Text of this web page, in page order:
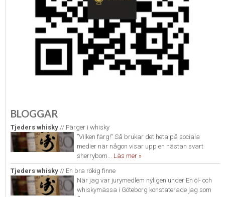
BLOGGAR
Tjeders whisky // Färger i whisky
”Vilken färg!” Så brukar det heta på sociala
medier när någon visar upp en nästan svart
sherrybom... Läs mer »
Tjeders whisky // En bra rökig finne
När jag var jurymedlem nyligen under En öl- och
whiskymässa i Göteborg konstaterade jag som